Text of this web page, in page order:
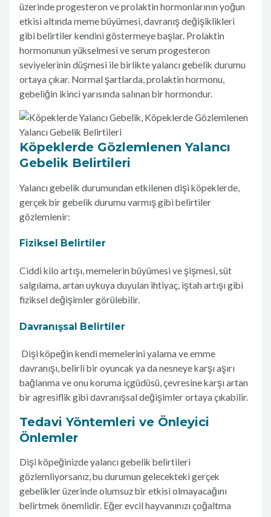
üzerinde progesteron ve prolaktin hormonlarının yoğun
etkisi altında meme büyümesi, davranış değişiklikleri
gibi belirtiler kendini göstermeye başlar. Prolaktin
hormonunun yükselmesi ve serum progesteron
seviyelerinin düşmesi ile birlikte yalancı gebelik durumu
ortaya çıkar. Normal şartlarda, prolaktin hormonu,
gebeliğin ikinci yarısında salınan bir hormondur.
Köpeklerde Gözlemlenen Yalancı
Gebelik Belirtileri
Yalancı gebelik durumundan etkilenen dişi köpeklerde,
gerçek bir gebelik durumu varmış gibi belirtiler
gözlemlenir:
Fiziksel Belirtiler
Ciddi kilo artışı, memelerin büyümesi ve şişmesi, süt
salgılama, artan uykuya duyulan ihtiyaç, iştah artışı gibi
fiziksel değişimler görülebilir.
Davranışsal Belirtiler
Dişi köpeğin kendi memelerini yalama ve emme
davranışı, belirli bir oyuncak ya da nesneye karşı aşırı
bağlanma ve onu koruma içgüdüsü, çevresine karşı artan
bir agresiflik gibi davranışsal değişimler ortaya çıkabilir.
Tedavi Yöntemleri ve Önleyici
Önlemler
Dişi köpeğinizde yalancı gebelik belirtileri
gözlemliyorsanız, bu durumun gelecekteki gerçek
gebelikler üzerinde olumsuz bir etkisi olmayacağını
belirtmek önemlidir. Eğer evcil hayvanınızı çoğaltma